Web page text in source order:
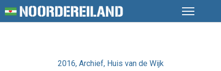
Posted
2016 Archief Huis van de Wijk